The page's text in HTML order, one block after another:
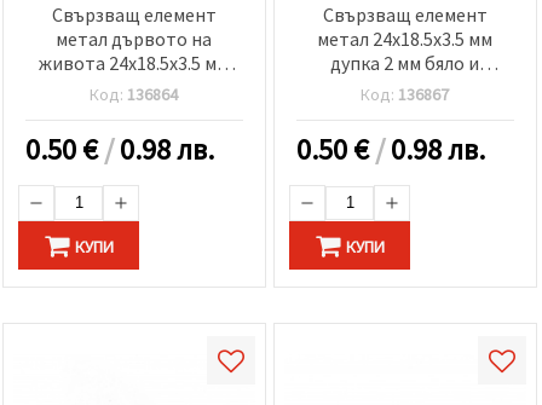
Свързващ елемент
метал дървото на
живота 24x18.5x3.5 мм
дупка 2 мм бяло и
червено-2 броя
Код: 136864
0.50€/0.98 лв.
КУПИ
Свързващ елемент
метал 24x18.5x3.5 мм
дупка 2 мм бяло и
червено-2 броя
Код: 136867
0.50€/0.98 лв.
КУПИ